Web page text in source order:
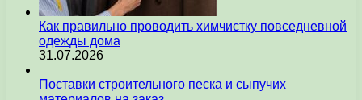
Как правильно проводить химчистку повседневной
одежды дома
31.07.2026
Поставки строительного песка и сыпучих